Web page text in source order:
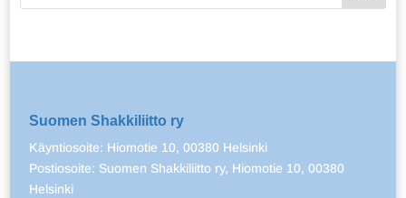
Suomen Shakkiliitto ry
Käyntiosoite: Hiomotie 10, 00380 Helsinki
Postiosoite: Suomen Shakkiliitto ry, Hiomotie 10, 00380
Helsinki